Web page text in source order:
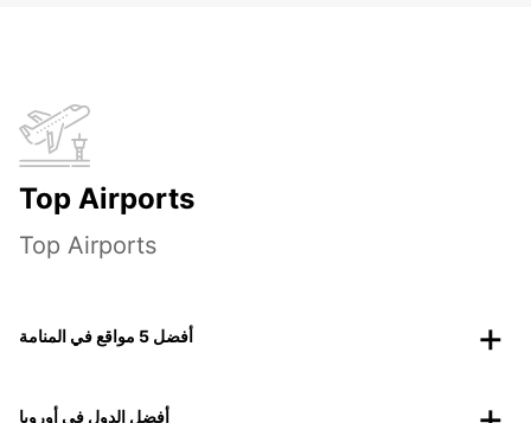
Top Airports
Top Airports
أفضل 5 مواقع في المنامة
أفضل الدول في أوروبا